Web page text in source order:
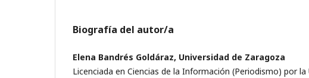
Biografía del autor/a
Elena Bandrés Goldáraz, Universidad de Zaragoza
Licenciada en Ciencias de la Información (Periodismo) por la